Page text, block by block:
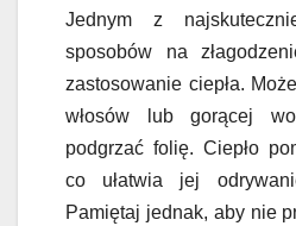
Jednym z
sposobów na
zastosowanie ciepła.
włosów lub gorącej
podgrzać folię. Ciepło
co ułatwia jej
Pamiętaj jednak, aby nie